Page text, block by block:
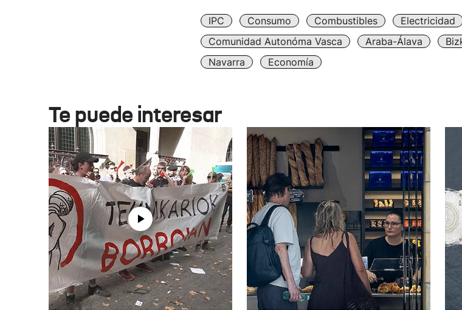
IPC Consumo Combustibles Electricidad
Comunidad Autonóma Vasca
Araba-Álava
Navarra
Economía
Te puede interesar